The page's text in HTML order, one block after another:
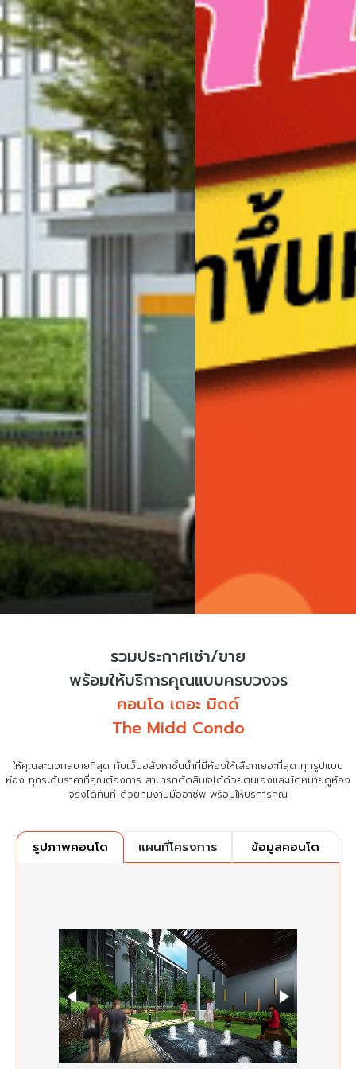
รวมประกาศเช่า/ขาย
พร้อมให้บริการคุณแบบครบวงจร
คอนโด เดอะ มิดด์
The Midd Condo
ให้คุณสะดวกสบายที่สุด กับเว็บอสังหาชั้นนำที่มีห้องให้เลือกเยอะที่สุด ทุกรูปแบบ
ห้อง ทุกระดับราคาที่คุณต้องการ สามารถตัดสินใจได้ด้วยตนเองและนัดหมายดูห้อง
จริงได้ทันที ด้วยทีมงานมืออาชีพ พร้อมให้บริการคุณ
รูปภาพคอนโด แผนที่โครงการ ข้อมูลคอนโด